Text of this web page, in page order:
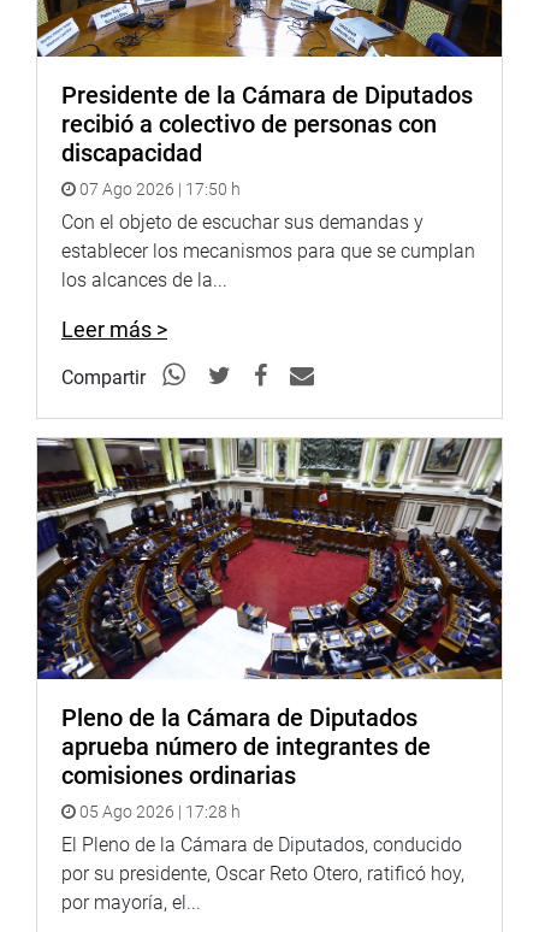
Presidente de la Cámara de Diputados
recibió a colectivo de personas con
discapacidad
07 Ago 2026 | 17:50 h
Con el objeto de escuchar sus demandas y
establecer los mecanismos para que se cumplan
los alcances de la...
Leer más >
Compartir
Pleno de la Cámara de Diputados
aprueba número de integrantes de
comisiones ordinarias
05 Ago 2026 | 17:28 h
El Pleno de la Cámara de Diputados, conducido
por su presidente, Oscar Reto Otero, ratificó hoy,
por mayoría, el...